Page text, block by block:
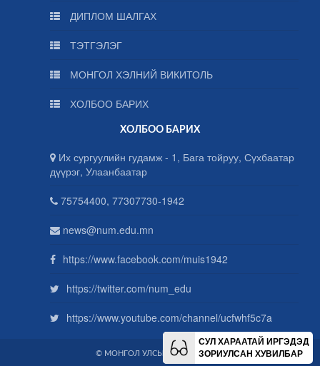
ДИПЛОМ ШАЛГАХ
ТЭТГЭЛЭГ
МОНГОЛ ХЭЛНИЙ ВИКИТОЛЬ
ХОЛБОО БАРИХ
ХОЛБОО БАРИХ
Их сургуулийн гудамж - 1, Бага тойруу, Сүхбаатар
дүүрэг, Улаанбаатар
75754400, 77307730-1942
news@num.edu.mn
https://www.facebook.com/muis1942
https://twitter.com/num_edu
https://www.youtube.com/channel/ucfwhf5c7a
© МОНГОЛ УЛСЫН ИХ СУРГУУЛЬ
СУЛ ХАРААТАЙ ИРГЭДЭД
ЗОРИУЛСАН ХУВИЛБАР